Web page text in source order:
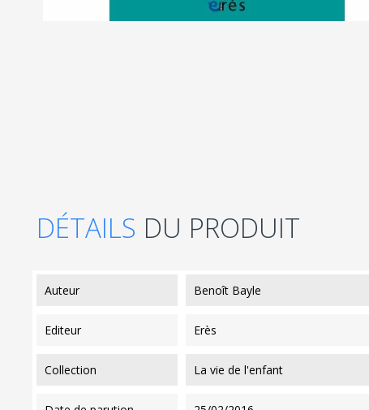
DÉTAILS DU PRODUIT
auteur Benoît Bayle
editeur Erès
collection La vie de l'enfant